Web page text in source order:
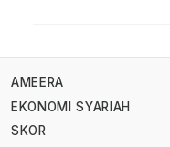
AMEERA
EKONOMI SYARIAH
SKOR